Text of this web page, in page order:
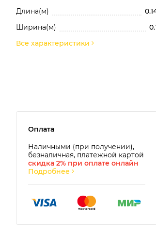
Длина(м)
Ширина(м)
Все характеристики
Оплата
Наличными (при получении),
безналичная, платежной картой
скидка 2% при оплате онлайн
Подробнее